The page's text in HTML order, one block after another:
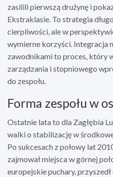
zasilili pierwszą drużynę i
Ekstraklasie. To strategia
cierpliwości, ale w
wymierne korzyści. Integracja
zawodnikami to proces, który
zarządzania i stopniowego
do zespołu.
Forma zespołu w
Ostatnie lata to dla Zagłębia
walki o stabilizację w
Po sukcesach z połowy lat
zajmował miejsca w górnej
europejskie puchary,